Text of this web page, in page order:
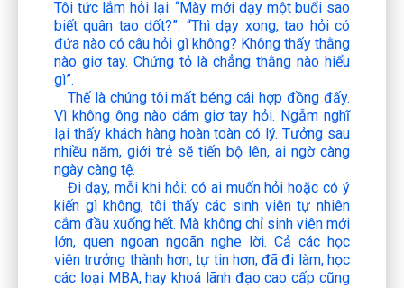
Tôi tức lắm hỏi lại: “Mày mới dạy một buổi sao
biết quân tao dốt?”. “Thì dạy xong, tao hỏi có
đứa nào có câu hỏi gì không? Không thấy thằng
nào giơ tay. Chứng tỏ là chẳng thằng nào hiểu
gì”.
Thế là chúng tôi mất béng cái hợp đồng đấy.
Vì không ông nào dám giơ tay hỏi. Ngẫm nghĩ
lại thấy khách hàng hoàn toàn có lý. Tưởng sau
nhiều năm, giới trẻ sẽ tiến bộ lên, ai ngờ càng
ngày càng tệ.
Đi dạy, mỗi khi hỏi: có ai muốn hỏi hoặc có ý
kiến gì không, tôi thấy các sinh viên tự nhiên
cắm đầu xuống hết. Mà không chỉ sinh viên mới
lớn, quen ngoan ngoãn nghe lời. Cả các học
viên trưởng thành hơn, tự tin hơn, đã đi làm, học
các loại MBA, hay khoá lãnh đạo cao cấp cũng